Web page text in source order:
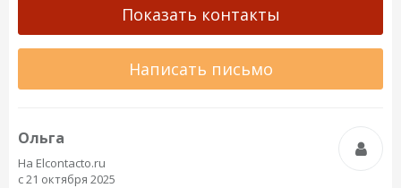
Показать контакты
Написать письмо
Ольга
На Elcontacto.ru
с 21 октября 2025